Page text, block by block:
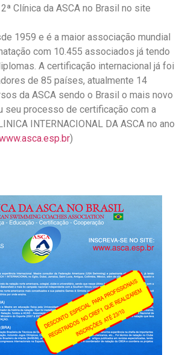
Clínica da ASCA no Brasil no site
1959 e é a maior associação mundial
com 10.455 associados já tendo
A certificação internacional já foi
de 85 países, atualmente 14
da ASCA sendo o Brasil o mais novo
seu processo de certificação com a
INTERNACIONAL DA ASCA no ano
)